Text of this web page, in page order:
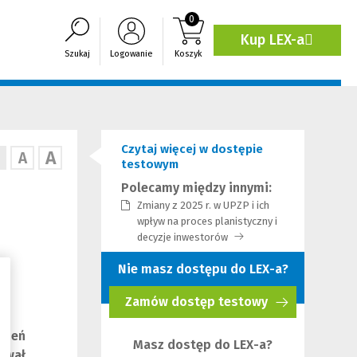
Szukaj Logowanie
0
Koszyk
Kup LEX-a
(Link
do
strony)
A A
Czytaj więcej w dostępie
testowym
Polecamy między innymi:
Zmiany z 2025 r. w UPZP i ich
wpływ na proces planistyczny i
decyzje inwestorów
do
innej
Masz dostęp do LEX-a?
Nie masz dostępu do LEX-a?
Zamów dostęp testowy
(Nowe